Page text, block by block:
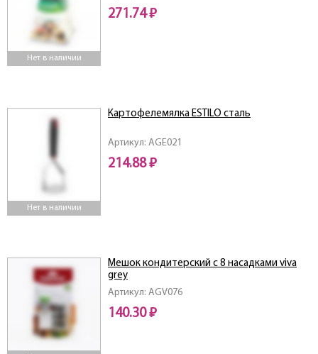
Нет в наличии
271.74 ₽
Нет в наличии
Артикул: AGE021
Картофелемялка ESTILO сталь
214.88 ₽
Артикул: AGV076
Мешок кондитерский с 8 насадками viva
grey
140.30 ₽